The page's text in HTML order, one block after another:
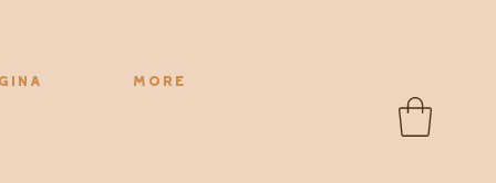
More